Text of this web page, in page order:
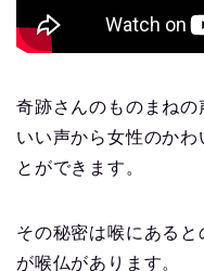
奇跡さんのものまねの
いい声から女性のかわ
とができます。
その秘密は喉にある
が喉仏があります。